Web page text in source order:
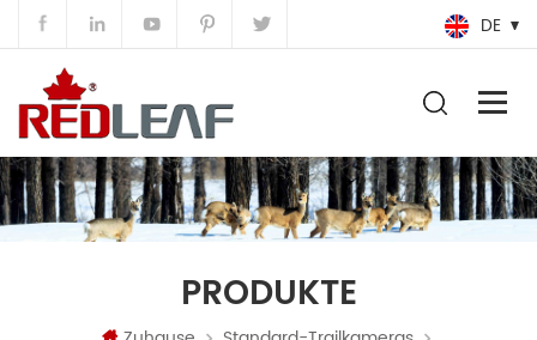
DE
PRODUKTE